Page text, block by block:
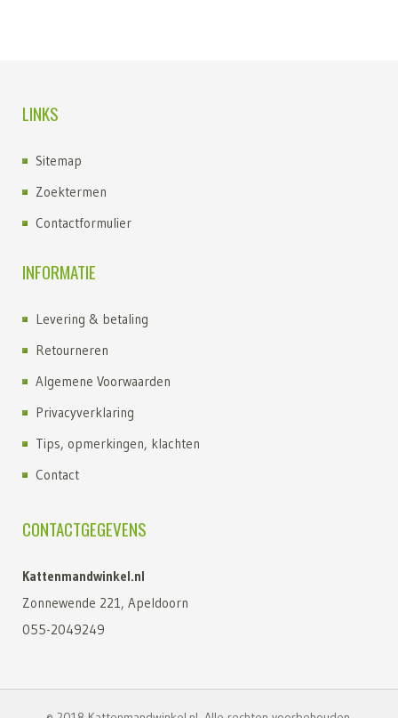
LINKS
Sitemap
Zoektermen
Contactformulier
INFORMATIE
Levering & betaling
Retourneren
Algemene Voorwaarden
Privacyverklaring
Tips, opmerkingen, klachten
Contact
CONTACTGEGEVENS
Kattenmandwinkel.nl
Zonnewende 221, Apeldoorn
055-2049249